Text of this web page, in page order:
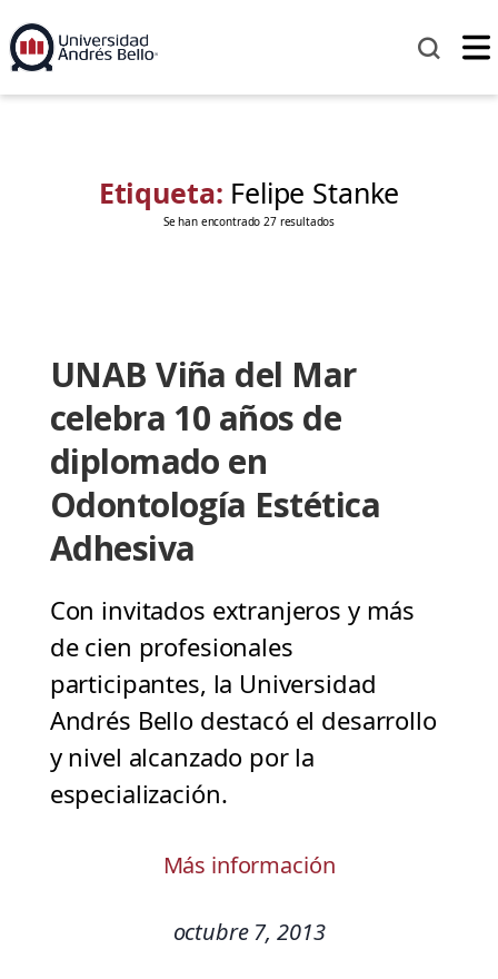
Etiqueta: Felipe Stanke
Se han encontrado 27 resultados
UNAB Viña del Mar
celebra 10 años de
diplomado en
Odontología Estética
Adhesiva
Con invitados extranjeros y más
de cien profesionales
participantes, la Universidad
Andrés Bello destacó el desarrollo
y nivel alcanzado por la
especialización.
Más información
octubre 7, 2013